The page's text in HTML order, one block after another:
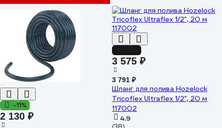
-11%
2 130 ₽
3 575 ₽
3 791 ₽
Шланг для полива Hozelock
Tricoflex Ultraflex 1/2", 20 м
117002
4.9